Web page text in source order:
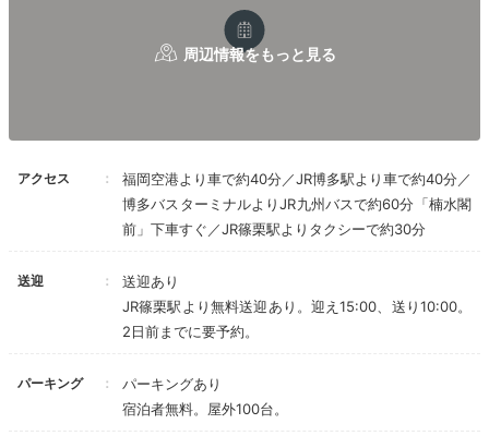
16:30
客室風呂で
のんびり温泉浴
アクセス
福岡空港より車で約40分／JR博多駅より車で約40分／
博多バスターミナルよりJR九州バスで約60分「楠水閣
前」下車すぐ／JR篠栗駅よりタクシーで約30分
送迎
送迎あり
JR篠栗駅より無料送迎あり。迎え15:00、送り10:00。
2日前までに要予約。
パーキング
パーキングあり
宿泊者無料。屋外100台。